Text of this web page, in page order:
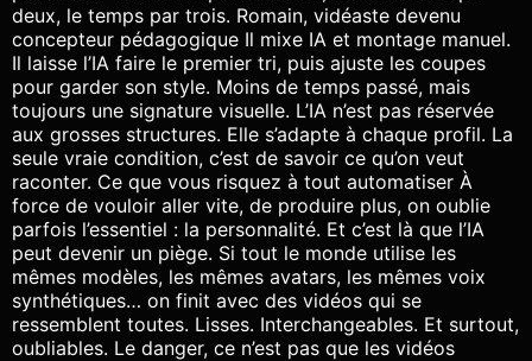
deux, le temps par trois. Romain, vidéaste devenu
concepteur pédagogique Il mixe IA et montage manuel.
Il laisse l’IA faire le premier tri, puis ajuste les coupes
pour garder son style. Moins de temps passé, mais
toujours une signature visuelle. L’IA n’est pas réservée
aux grosses structures. Elle s’adapte à chaque profil. La
seule vraie condition, c’est de savoir ce qu’on veut
raconter. Ce que vous risquez à tout automatiser À
force de vouloir aller vite, de produire plus, on oublie
parfois l’essentiel : la personnalité. Et c’est là que l’IA
peut devenir un piège. Si tout le monde utilise les
mêmes modèles, les mêmes avatars, les mêmes voix
synthétiques… on finit avec des vidéos qui se
ressemblent toutes. Lisses. Interchangeables. Et surtout,
oubliables. Le danger, ce n’est pas que les vidéos